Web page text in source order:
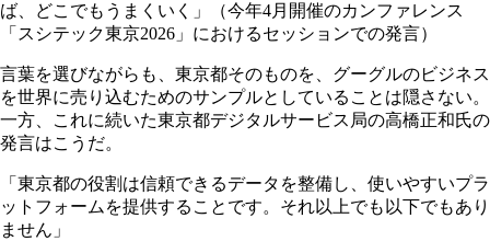
ば、どこでもうまくいく」（今年4月開催のカンファレンス
「スシテック東京2026」におけるセッションでの発言）
言葉を選びながらも、東京都そのものを、グーグルのビジネス
を世界に売り込むためのサンプルとしていることは隠さない。
一方、これに続いた東京都デジタルサービス局の高橋正和氏の
発言はこうだ。
「東京都の役割は信頼できるデータを整備し、使いやすいプラ
ットフォームを提供することです。それ以上でも以下でもあり
ません」